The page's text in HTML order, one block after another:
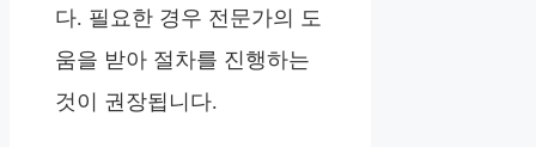
다. 필요한 경우 전문가의 도
움을 받아 절차를 진행하는
것이 권장됩니다.